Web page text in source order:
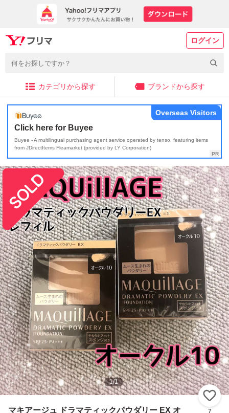
ログイン
カテゴリから探す ブランドから探す
Click here for Buyee
Buyee - A multilingual purchasing agent service operated by tenso, featuring items
from JDirectItems Fleamarket (provided by LY Corporation)
Overseas Visitors
1/1
マキアージュ ドラマティックパウダリー EX オ